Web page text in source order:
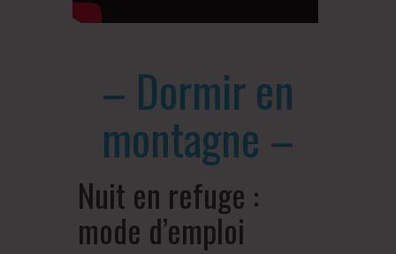
– Dormir en
montagne –
Nuit en refuge :
mode d’emploi